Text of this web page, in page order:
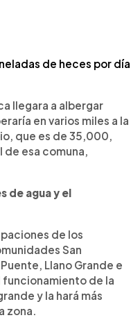
de heces por día
llegara a albergar
en varios miles a la
que es de 35,000,
esa comuna,
de agua y el
de los
San
Llano Grande e
de la
y la hará más
zona.